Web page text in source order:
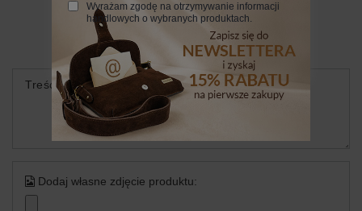
Twoja ocena:
5/5
Treść twojej opinii
Dodaj własne zdjęcie produktu:
Wyrażam zgodę na otrzymywanie informacji
handlowych o wybranych produktach.